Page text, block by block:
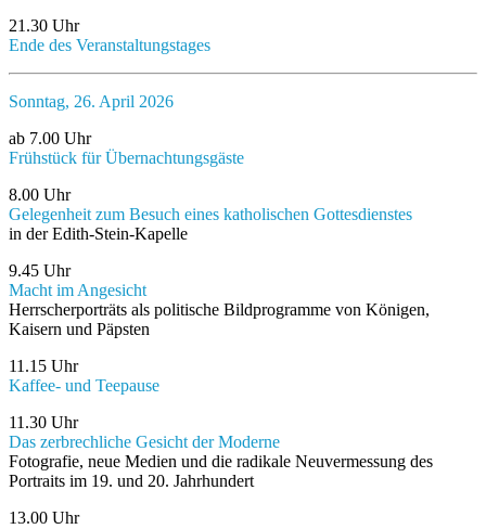
21.30 Uhr
Ende des Veranstaltungstages
Sonntag, 26. April 2026
ab 7.00 Uhr
Frühstück für Übernachtungsgäste
8.00 Uhr
Gelegenheit zum Besuch eines katholischen Gottesdienstes
in der Edith-Stein-Kapelle
9.45 Uhr
Macht im Angesicht
Herrscherporträts als politische Bildprogramme von Königen,
Kaisern und Päpsten
11.15 Uhr
Kaffee- und Teepause
11.30 Uhr
Das zerbrechliche Gesicht der Moderne
Fotografie, neue Medien und die radikale Neuvermessung des
Portraits im 19. und 20. Jahrhundert
13.00 Uhr